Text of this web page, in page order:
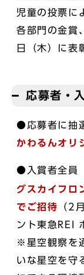
児童の投票に
各部門の金
日（木）に表
応募者・
●応募者に抽
かわるんオリ
●入賞者全員
グスカイフロ
でご招待 （2
ント東急REI
※星空観察を
いな星空を守